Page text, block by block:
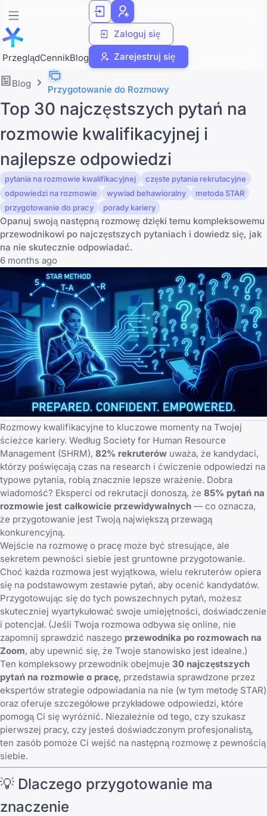
PrzeglądCennikBlog
Zaloguj się
Zarejestruj się
Blog
Przygotowanie do Rozmowy
Top 30 najczęstszych pytań na
rozmowie kwalifikacyjnej i
najlepsze odpowiedzi
pytania na rozmowie kwalifikacyjnej
częste pytania rekrutacyjne
odpowiedzi na rozmowie
wywiad behawioralny
metoda STAR
przygotowanie do pracy
porady kariery
Opanuj swoją następną rozmowę dzięki temu kompleksowemu
przewodnikowi po najczęstszych pytaniach i dowiedz się, jak
na nie skutecznie odpowiadać.
6 months ago
Rozmowy kwalifikacyjne to kluczowe momenty na Twojej
ścieżce kariery. Według Society for Human Resource
Management (SHRM), 82% rekruterów uważa, że kandydaci,
którzy poświęcają czas na research i ćwiczenie odpowiedzi na
typowe pytania, robią znacznie lepsze wrażenie. Dobra
wiadomość? Eksperci od rekrutacji donoszą, że 85% pytań na
rozmowie jest całkowicie przewidywalnych — co oznacza,
że przygotowanie jest Twoją największą przewagą
konkurencyjną.
Wejście na rozmowę o pracę może być stresujące, ale
sekretem pewności siebie jest gruntowne przygotowanie.
Choć każda rozmowa jest wyjątkowa, wielu rekruterów opiera
się na podstawowym zestawie pytań, aby ocenić kandydatów.
Przygotowując się do tych powszechnych pytań, możesz
skuteczniej wyartykułować swoje umiejętności, doświadczenie
i potencjał. (Jeśli Twoja rozmowa odbywa się online, nie
zapomnij sprawdzić naszego przewodnika po rozmowach na
Zoom, aby upewnić się, że Twoje stanowisko jest idealne.)
Ten kompleksowy przewodnik obejmuje 30 najczęstszych
pytań na rozmowie o pracę, przedstawia sprawdzone przez
ekspertów strategie odpowiadania na nie (w tym metodę STAR)
oraz oferuje szczegółowe przykładowe odpowiedzi, które
pomogą Ci się wyróżnić. Niezależnie od tego, czy szukasz
pierwszej pracy, czy jesteś doświadczonym profesjonalistą,
ten zasób pomoże Ci wejść na następną rozmowę z pewnością
siebie.
💡 Dlaczego przygotowanie ma
znaczenie